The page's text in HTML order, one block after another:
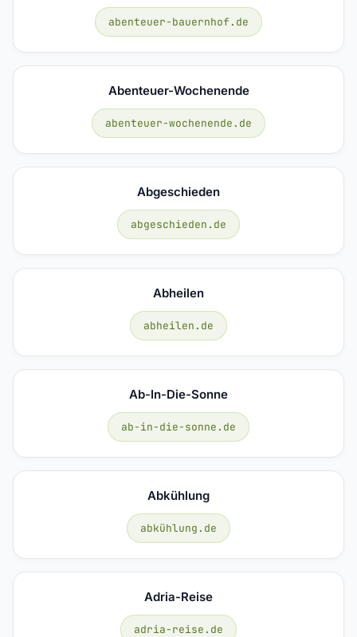
abenteuer-bauernhof.de
Abenteuer-Wochenende
abenteuer-wochenende.de
Abgeschieden
abgeschieden.de
Abheilen
abheilen.de
Ab-In-Die-Sonne
ab-in-die-sonne.de
Abkühlung
abkühlung.de
Adria-Reise
adria-reise.de